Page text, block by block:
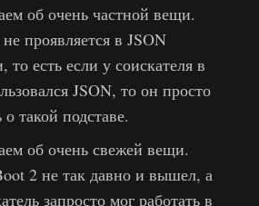
об очень частной вещи.
проявляется в JSON
то есть если у соискателя в
JSON, то он просто
такой подставе.
об очень свежей вещи.
2 не так давно и вышел, а
запросто мог работать в